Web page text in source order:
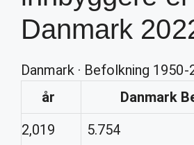
Danmark
Danmark · Befolkning 1950-
år
Danmark
2,019
5.754